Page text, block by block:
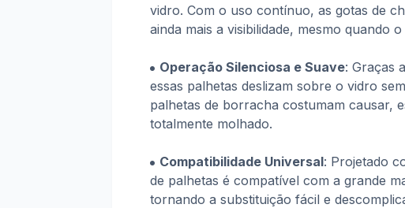
vidro. Com o uso contínuo, as gotas de
ainda mais a visibilidade, mesmo quando
Operação Silenciosa e Suave: Graças
essas palhetas deslizam sobre o vidro
palhetas de borracha costumam causar,
totalmente molhado.
Compatibilidade Universal: Projetado
de palhetas é compatível com a grande
tornando a substituição fácil e